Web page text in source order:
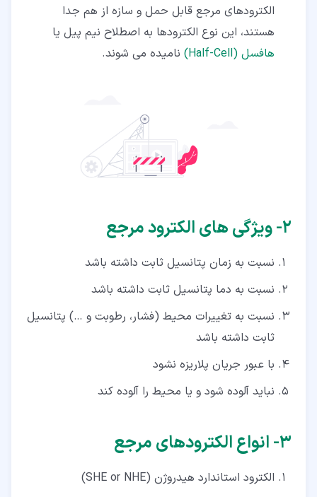
الکترودهای مرجع قابل حمل و سازه از هم جدا
هستند، این نوع الکترودها به اصطلاح نیم پیل یا
هافسل (Half-Cell)
نامیده می شوند.
۲‏- ویژگی های الکترود مرجع
نسبت به زمان پتانسیل ثابت داشته باشد
نسبت به دما پتانسیل ثابت داشته باشد
نسبت به تغییرات محیط (فشار، رطوبت و …) پتانسیل
ثابت داشته باشد
با عبور جریان پلاریزه نشود
نباید آلوده شود و یا محیط را آلوده کند
۳‏- انواع الکترودهای مرجع
الکترود استاندارد هیدروژن (SHE or NHE)